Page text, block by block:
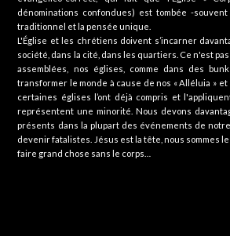
dénominations confondues) est tombée -
traditionnel et la pensée unique.
L'Église et les chrétiens doivent s’incarner
société, dans la cité, dans les quartiers. Ce n'est
assemblées, nos églises, comme dans des
transformer le monde à cause de nos « Alléluia » et
certaines églises l’ont déjà compris et
représentent une minorité. Nous devons
présents dans la plupart des événements de
devenir fatalistes. Jésus est la tête, nous sommes
faire grand chose sans le corps…